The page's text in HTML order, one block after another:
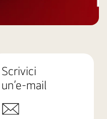
Scrivici
un’e-mail